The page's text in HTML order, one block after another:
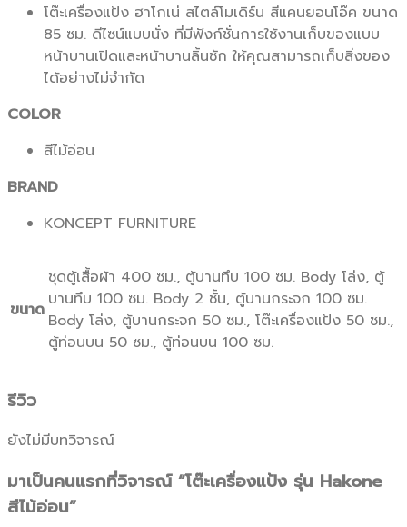
โต๊ะเครื่องแป้ง ฮาโกเน่ สไตล์โมเดิร์น สีแคนยอนโอ๊ค ขนาด
85 ซม. ดีไซน์แบบนั่ง ที่มีฟังก์ชั่นการใช้งานเก็บของแบบ
หน้าบานเปิดและหน้าบานลิ้นชัก ให้คุณสามารถเก็บสิ่งของ
ได้อย่างไม่จำกัด
COLOR
สีไม้อ่อน
BRAND
KONCEPT FURNITURE
ขนาด
ชุดตู้เสื้อผ้า 400 ซม., ตู้บานทึบ 100 ซม. Body โล่ง, ตู้
บานทึบ 100 ซม. Body 2 ชั้น, ตู้บานกระจก 100 ซม.
Body โล่ง, ตู้บานกระจก 50 ซม., โต๊ะเครื่องแป้ง 50 ซม.,
ตู้ท่อนบน 50 ซม., ตู้ท่อนบน 100 ซม.
รีวิว
ยังไม่มีบทวิจารณ์
มาเป็นคนแรกที่วิจารณ์ “โต๊ะเครื่องแป้ง รุ่น Hakone
สีไม้อ่อน”